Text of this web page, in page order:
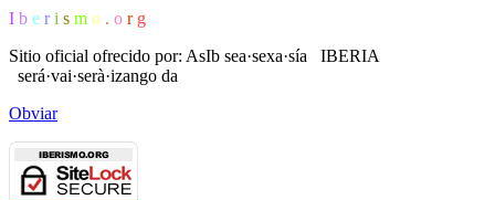
I b e r i s m o . o r g
Sitio oficial ofrecido por: AsIb sea·sexa·sía IBERIA
será·vai·serà·izango da
Obviar